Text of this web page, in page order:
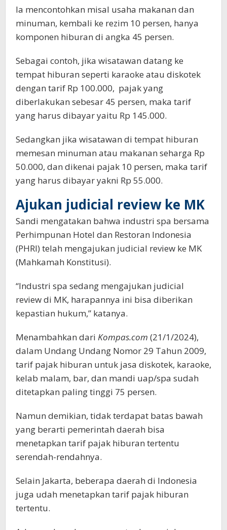
Ia mencontohkan misal usaha makanan dan
minuman, kembali ke rezim 10 persen, hanya
komponen hiburan di angka 45 persen.
Sebagai contoh, jika wisatawan datang ke
tempat hiburan seperti karaoke atau diskotek
dengan tarif Rp 100.000, pajak yang
diberlakukan sebesar 45 persen, maka tarif
yang harus dibayar yaitu Rp 145.000.
Sedangkan jika wisatawan di tempat hiburan
memesan minuman atau makanan seharga Rp
50.000, dan dikenai pajak 10 persen, maka tarif
yang harus dibayar yakni Rp 55.000.
Ajukan judicial review ke MK
Sandi mengatakan bahwa industri spa bersama
Perhimpunan Hotel dan Restoran Indonesia
(PHRI) telah mengajukan judicial review ke MK
(Mahkamah Konstitusi).
“Industri spa sedang mengajukan judicial
review di MK, harapannya ini bisa diberikan
kepastian hukum,” katanya.
Menambahkan dari Kompas.com (21/1/2024),
dalam Undang Undang Nomor 29 Tahun 2009,
tarif pajak hiburan untuk jasa diskotek, karaoke,
kelab malam, bar, dan mandi uap/spa sudah
ditetapkan paling tinggi 75 persen.
Namun demikian, tidak terdapat batas bawah
yang berarti pemerintah daerah bisa
menetapkan tarif pajak hiburan tertentu
serendah-rendahnya.
Selain Jakarta, beberapa daerah di Indonesia
juga udah menetapkan tarif pajak hiburan
tertentu.